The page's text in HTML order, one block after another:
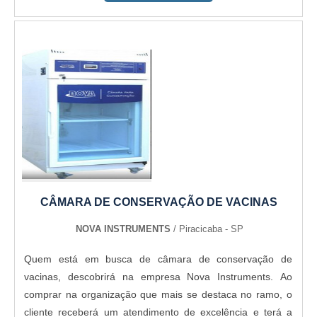
isolamento térmico industrial. São diversas opções de itens
oferecidos, como digestor industrial e congelamento de
tubulação de água.Tudo isso por ser uma empresa
comprometida com seus serviços e uma empresa
responsável, características possíveis pelo fato de a
empresa ter escritório de alta qualidade onde são
realizadas as atividades e equipamentos de última
multidisciplinar de consultores associados e profissionais
CÂMARA DE CONSERVAÇÃO DE VACINAS
NOVA INSTRUMENTS / Piracicaba - SP
Quem está em busca de câmara de conservação de
vacinas, descobrirá na empresa Nova Instruments. Ao
comprar na organização que mais se destaca no ramo, o
cliente receberá um atendimento de excelência e terá a